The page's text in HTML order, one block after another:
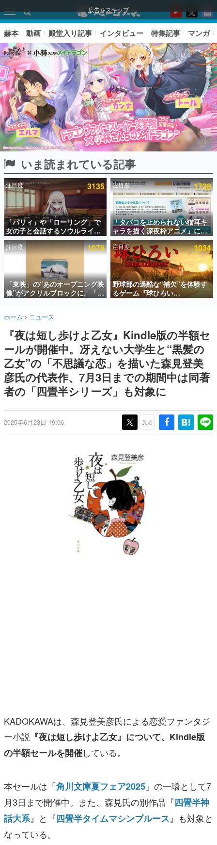
広告をスキップ
ピックアップ
電ファミのいま読まれている記事ランキング
アプリセール情報
インタビュー
連載・特集一覧
殿堂入り記事
SNS拡散数が数千以上！ ページビュー数万以上！ などな
ど。多くの人々に読まれた、電ファミ渾身の“殿堂入り”記
事をまとめました。
名作ゲームクリエイターの方々に製作時のエピソードをお
きます。
赫本
この物語を解いてはいけない。『赫本』は、〈試験問題〉
の形をした短編ホラー小説集です。
新世代に訊く
これからのデジタルゲーム市場を担う若きクリエイター達
ゲーム世代の作家たち
ゲームに多大な影響を受けた作家さんに取材し、ゲームが
日本モバイルゲーム産業史
日本のモバイルゲーム史における主要なトピック・タイト
ルを網羅するほか、開発者へのインタビューや識者による
解説を掲載。約20年の歴史が一望できる決定版！
若ゲのいたり〜ゲームクリエイターの青春〜
『うつヌケ』『ペンと箸』等で知られるマンガ家・田中圭
一先生によるゲーム業界レポートマンガです。
なんでゲームは面白い？
ゲーム開発者・hamatsu氏がゲームの魅力を画面や操作の
その他
電ファミニコゲーマーとは？
赫本 動画 殿堂入り記事 インタビュー 特集記事 マンガ
いま読まれている記事
注目度 3135
「パリィ」や「ローリング」で
女の子と会話するソウルライク
恋愛ゲーム『小早川さんはソウ
ルライク』無料公開。返事に失
敗すると「YOU DIED」
注目度 1738
「タバコを止められない猫耳キ
ャラを描く深夜枠アニメ」に視
聴者の一部から批判意見。違法
薬物の使用と思しき描写も含め
て、BPOが議論を交わす
注目度 1078
「東映」の“あのオープニング映
像”がアクリルブロックに。「東
映ヒストリカル グッズコレクシ
注目度 1034
野球部の過酷な“補欠”を体験す
るゲーム『球ひろい
Simulator』が「1件」のウィッ
ダム・カム』開発元やチェコの
プロ野球選手から称賛の声
ホーム ニュース
『夜は短し歩けよ乙女』Kindle版の半額セ
ールが開催中。冴えない大学生と“黒髪の
乙女”の「不思議な恋」を描いた森見登美
彦氏の代表作、7月3日までの期間中は同著
者の「四畳半シリーズ」も対象に
2025年6月23日 19:06 反応
KADOKAWAは、森見登美彦氏による恋愛ファンタジ
ー小説 『夜は短し歩けよ乙女』について、Kindle版
の半額セールを開催している。
本セールは「角川文庫夏フェア2025 」の一環として7
月3日まで開催中。また、森見氏の別作品『四畳半神
話大系』と『四畳半タイムマシンブルース 』も対象と
なっている。